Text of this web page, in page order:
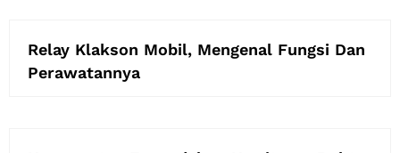
Relay Klakson Mobil, Mengenal Fungsi Dan
Perawatannya